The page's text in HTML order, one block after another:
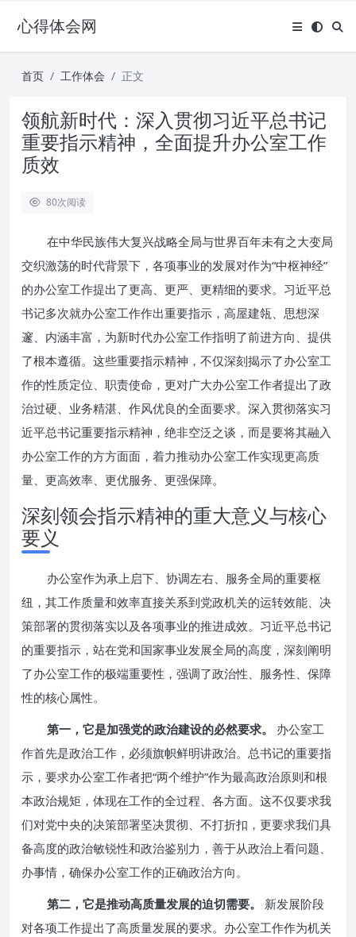
心得体会网
首页 工作体会 正文
领航新时代：深入贯彻习近平总书记
重要指示精神，全面提升办公室工作
质效
80次阅读
在中华民族伟大复兴战略全局与世界百年未有之大变局
交织激荡的时代背景下，各项事业的发展对作为“中枢神经”
的办公室工作提出了更高、更严、更精细的要求。习近平总
书记多次就办公室工作作出重要指示，高屋建瓴、思想深
邃、内涵丰富，为新时代办公室工作指明了前进方向、提供
了根本遵循。这些重要指示精神，不仅深刻揭示了办公室工
作的性质定位、职责使命，更对广大办公室工作者提出了政
治过硬、业务精湛、作风优良的全面要求。深入贯彻落实习
近平总书记重要指示精神，绝非空泛之谈，而是要将其融入
办公室工作的方方面面，着力推动办公室工作实现更高质
量、更高效率、更优服务、更强保障。
深刻领会指示精神的重大意义与核心
要义
办公室作为承上启下、协调左右、服务全局的重要枢
纽，其工作质量和效率直接关系到党政机关的运转效能、决
策部署的贯彻落实以及各项事业的推进成效。习近平总书记
的重要指示，站在党和国家事业发展全局的高度，深刻阐明
了办公室工作的极端重要性，强调了政治性、服务性、保障
性的核心属性。
第一，它是加强党的政治建设的必然要求。
办公室工
作首先是政治工作，必须旗帜鲜明讲政治。总书记的重要指
示，要求办公室工作者把“两个维护”作为最高政治原则和根
本政治规矩，体现在工作的全过程、各方面。这不仅要求我
们对党中央的决策部署坚决贯彻、不打折扣，更要求我们具
备高度的政治敏锐性和政治鉴别力，善于从政治上看问题、
办事情，确保办公室工作的正确政治方向。
第二，它是推动高质量发展的迫切需要。
新发展阶段
对各项工作提出了高质量发展的要求。办公室工作作为机关